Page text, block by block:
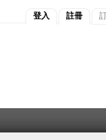
登入 註冊